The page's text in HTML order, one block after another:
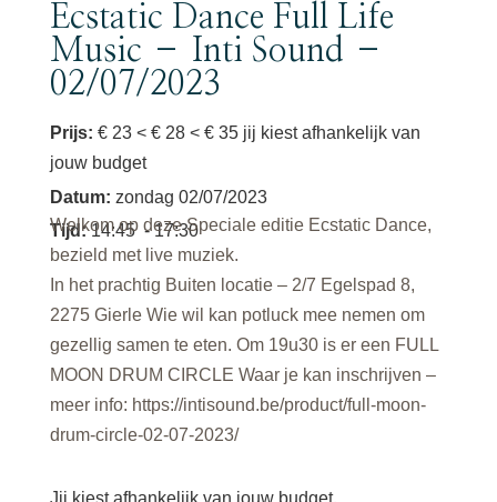
Ecstatic Dance Full Life
Music – Inti Sound –
02/07/2023
Prijs: € 23 < € 28 < € 35 jij kiest afhankelijk van
jouw budget
Datum: zondag 02/07/2023
Tijd:14:45 - 17:30
Welkom op deze Speciale editie Ecstatic Dance,
bezield met live muziek.
In het prachtig Buiten locatie –2/7 Egelspad 8,
2275 Gierle Wie wil kan potluck mee nemen om
gezellig samen te eten. Om 19u30 is er een FULL
MOON DRUM CIRCLE Waar je kan inschrijven –
meer info: https://intisound.be/product/full-moon-
drum-circle-02-07-2023/
Jij kiest afhankelijk van jouw budget.